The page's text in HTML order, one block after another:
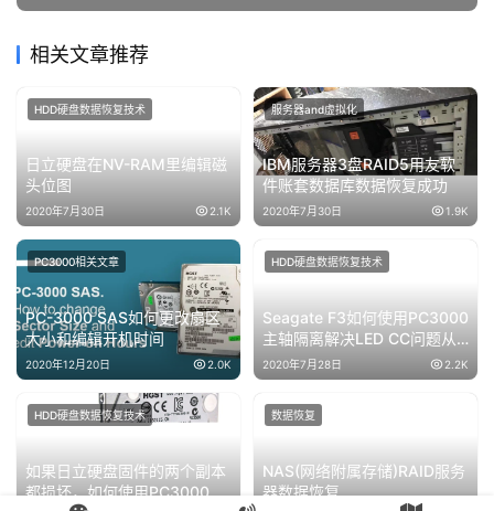
相关文章推荐
日立硬盘在NV-RAM里编辑磁
头位图
2020年7月30日 2.1K
HDD硬盘数据恢复技术
IBM服务器3盘RAID5用友软
件账套数据库数据恢复成功
2020年7月30日 1.9K
服务器and虚拟化
PC-3000 SAS如何更改扇区
大小和编辑开机时间
2020年12月20日 2.0K
PC3000相关文章
Seagate F3如何使用PC3000
主轴隔离解决LED CC问题从
“假”Maxtor硬盘恢复数据的方
法
2020年7月28日 2.2K
HDD硬盘数据恢复技术
如果日立硬盘固件的两个副本
都损坏，如何使用PC3000进
HDD硬盘数据恢复技术
NAS(网络附属存储)RAID服务
器数据恢复
数据恢复